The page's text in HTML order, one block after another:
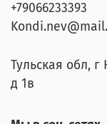
+79066233393
Тульская обл,
д 1в